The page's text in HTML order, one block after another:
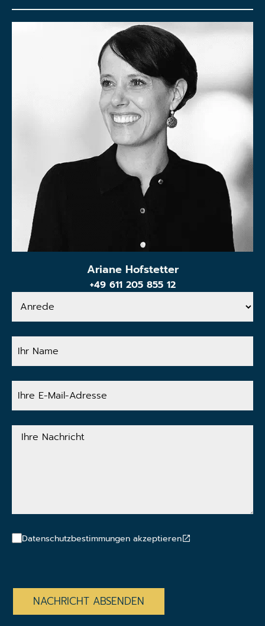
Ariane Hofstetter
+49 611 205 855 12
Anrede
Ihr
Name
Ihre
E-
Adresse
Ihre
Nachricht
Datenschutzbestimmungen akzeptieren